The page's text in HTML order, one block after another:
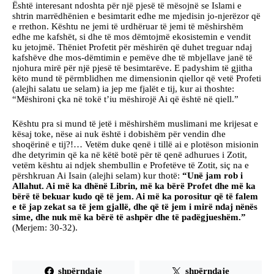
Është interesant ndoshta për një pjesë të mësojnë se Islami e
shtrin marrëdhënien e besimtarit edhe me mjedisin jo-njerëzor që
e rrethon. Kështu ne jemi të urdhëruar të jemi të mëshirshëm
edhe me kafshët, si dhe të mos dëmtojmë ekosistemin e vendit
ku jetojmë. Thëniet Profetit për mëshirën që duhet treguar ndaj
kafshëve dhe mos-dëmtimin e pemëve dhe të mbjellave janë të
njohura mirë për një pjesë të besimtarëve. E padyshim të gjitha
këto mund të përmblidhen me dimensionin qiellor që vetë Profeti
(alejhi salatu ue selam) ia jep me fjalët e tij, kur ai thoshte:
“Mëshironi çka në tokë t’iu mëshirojë Ai që është në qiell.”
Kështu pra si mund të jetë i mëshirshëm muslimani me krijesat e
kësaj toke, nëse ai nuk është i dobishëm për vendin dhe
shoqërinë e tij?!… Vetëm duke qenë i tillë ai e plotëson misionin
dhe detyrimin që ka në këtë botë për të qenë adhurues i Zotit,
vetëm kështu ai ndjek shembullin e Profetëve të Zotit, siç na e
përshkruan Ai Isain (alejhi selam) kur thotë: “Unë jam rob i
Allahut. Ai më ka dhënë Librin, më ka bërë Profet dhe më ka
bërë të bekuar kudo që të jem. Ai më ka porositur që të falem
e të jap zekat sa të jem gjallë, dhe që të jem i mirë ndaj nënës
sime, dhe nuk më ka bërë të ashpër dhe të padëgjueshëm.”
(Merjem: 30-32).
shpërndaje shpërndaje